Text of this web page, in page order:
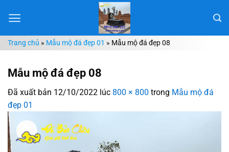
đến
dungTrang chủ » Mẫu mộ đá đẹp 01 » Mẫu mộ đá đẹp 08
Mẫu mộ đá đẹp 08
Đã xuất bản 12/10/2022 lúc 800 × 800 trong Mẫu mộ đá
đẹp 01